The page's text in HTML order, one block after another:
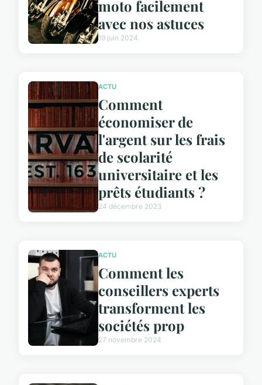
moto facilement
avec nos astuces
19 juin 2024
ACTU
Comment
économiser de
l'argent sur les frais
de scolarité
universitaire et les
prêts étudiants ?
24 décembre 2023
ACTU
Comment les
conseillers experts
transforment les
sociétés prop
27 novembre 2024